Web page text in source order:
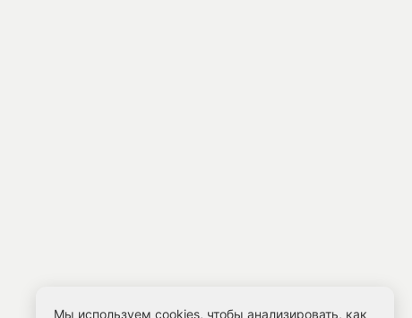
Мы используем cookies, чтобы анализировать, как